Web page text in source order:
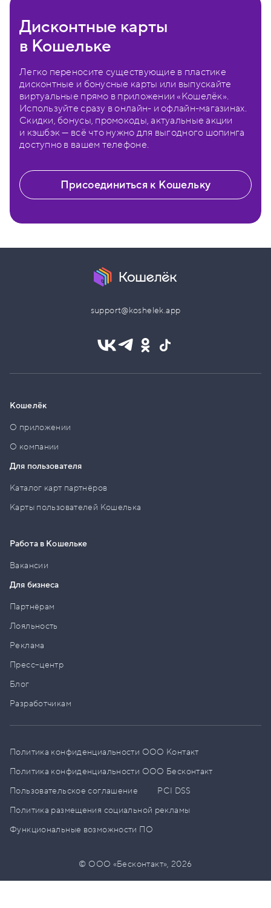
Дисконтные карты
в Кошельке
Легко переносите существующие в пластике
дисконтные и бонусные карты или выпускайте
виртуальные прямо в приложении «Кошелёк».
Используйте сразу в онлайн- и офлайн-магазинах.
Скидки, бонусы, промокоды, актуальные акции
и кэшбэк — всё что нужно для выгодного шопинга
доступно в вашем телефоне.
Присоединиться к Кошельку
support@koshelek.app
Кошелёк
О приложении
О компании
Для пользователя
Каталог карт партнёров
Карты пользователей Кошелька
Работа в Кошельке
Вакансии
Для бизнеса
Партнёрам
Лояльность
Реклама
Пресс–центр
Блог
Разработчикам
Политика конфиденциальности ООО Контакт
Политика конфиденциальности ООО Бесконтакт
Пользовательское соглашение
PCI DSS
Политика размещения социальной рекламы
Функциональные возможности ПО
© ООО «Бесконтакт»,2026